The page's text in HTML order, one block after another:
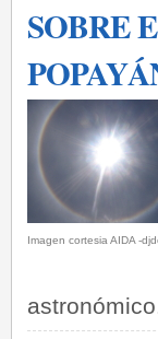
SOBRE
Imagen cortesia AIDA -
astronómico.